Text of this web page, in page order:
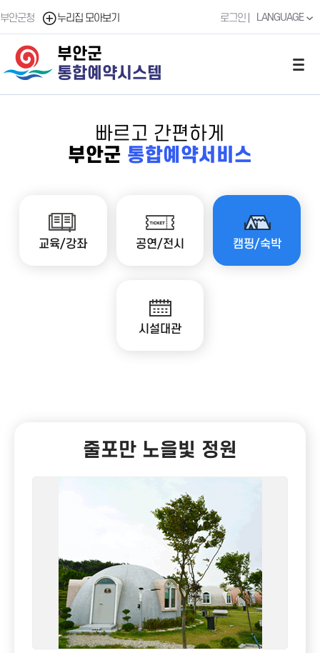
부안군청 누리집 모아보기 로그인 LANGUAGE
부안군
통합예약시스템
빠르고 간편하게
부안군 통합예약서비스
교육/강좌 공연/전시 캠핑/숙박
시설대관
줄포만 노을빛 정원